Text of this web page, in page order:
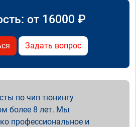
от 16000 ₽
Задать вопрос
по чип тюнингу
более 8 лет. Мы
профессиональное и